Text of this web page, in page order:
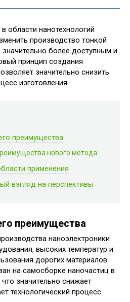
области нанотехнологий
производство тонкой
значительно более доступным и
принцип создания
значительно снизить
изготовления.
преимущества
нового метода:
применения
взгляд на перспективы
преимущества
наноэлектроники
высоких температур и
дорогих материалов.
на самосборке наночастиц в
значительно снижает
технологический процесс.